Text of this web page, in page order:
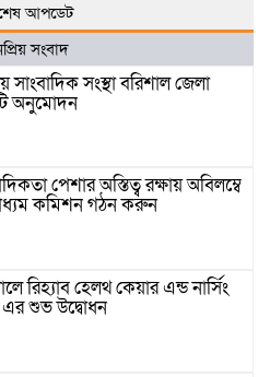
আপডেট
সংবাদ
সাংবাদিক সংস্থা বরিশাল জেলা
অনুমোদন
পেশার অস্তিত্ব রক্ষায় অবিলম্বে
কমিশন গঠন করুন
রিহ্যাব হেলথ কেয়ার এন্ড নার্সিং
শুভ উদ্বোধন